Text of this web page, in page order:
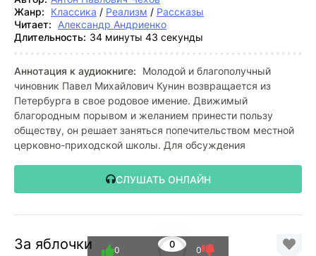
Жанр:
Классика / Реализм / Рассказы
Читает:
Александр Андриенко
Длительность: 34 минуты 43 секунды
Аннотация к аудиокниге:
Молодой и благополучный
чиновник Павел Михайлович Кунин возвращается из
Петербурга в свое родовое имение. Движимый
благородным порывом и желанием принести пользу
обществу, он решает заняться попечительством местной
церковно-приходской школы. Для обсуждения
СЛУШАТЬ ОНЛАЙН
За яблочки 0
0 0